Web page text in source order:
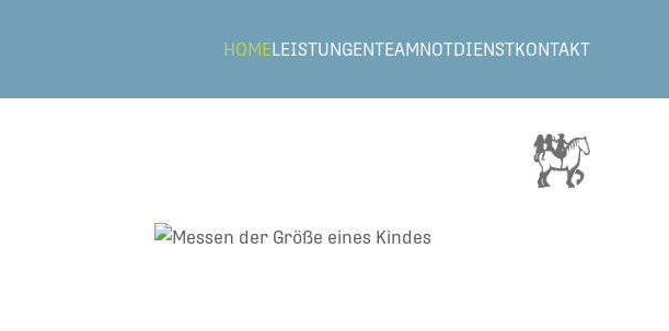
HOMELEISTUNGENTEAMNOTDIENSTKONTAKT